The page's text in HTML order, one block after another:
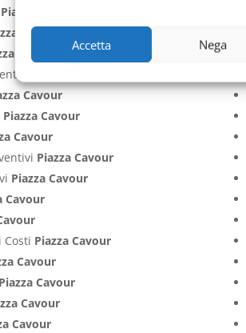
Accetta Nega
Piazza Cavour
Cavour
Cavour
Cavour
Piazza Cavour
Cavour
Piazza Cavour
Piazza Cavour
Cavour
Piazza Cavour
Cavour
Piazza Cavour
Cavour
Cavour